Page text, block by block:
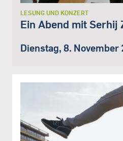
LESUNG UND KONZERT
Ein Abend mit Serhij
Dienstag, 8. November